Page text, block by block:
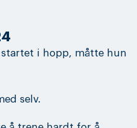
startet i hopp, måtte hun
selv.